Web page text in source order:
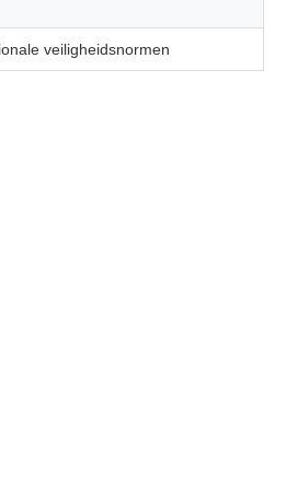
veiligheidsnormen